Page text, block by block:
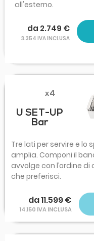
all'esterno.
da 2.749 €
3.354 IVA INCLUSA
x4
U SET-UP
Bar
Tre lati per servire e lo
amplia. Componi il
avvolge con l’ordine
che preferisci.
da 11.599 €
14.150 IVA INCLUSA